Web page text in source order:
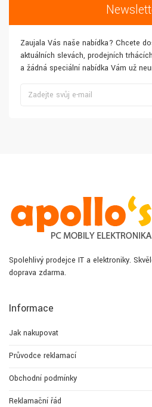
Zaujala Vás naše nabídka? Chcete
aktuálních slevách, prodejních
a žádná speciální nabídka Vám už
Spolehlivý prodejce IT a elektroniky.
doprava zdarma.
Informace
Jak nakupovat
Průvodce reklamací
Obchodní podmínky
Reklamační řád